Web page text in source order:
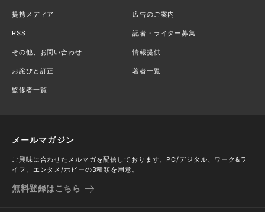
提携メディア 広告のご案内
RSS 記者・ライター募集
その他、お問い合わせ 情報提供
お詫びと訂正 著者一覧
監修者一覧
メールマガジン
ご興味に合わせたメルマガを配信しております。PC/デジタル、ワーク&ラ
イフ、エンタメ/ホビーの3種類を用意。
無料登録はこちら